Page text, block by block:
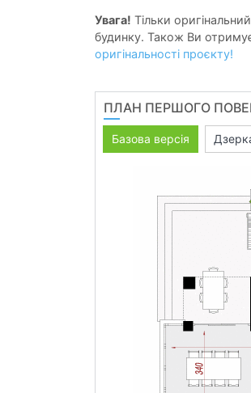
Увага! Тільки
будинку. Також Ви
оригінальності проєкту!
ПЛАН ПЕРШОГО
Базова версія